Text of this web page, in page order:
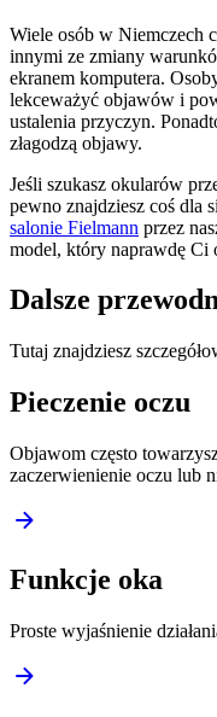
Wiele osób w Niemczech
innymi ze zmiany
ekranem komputera.
lekceważyć objawów i
ustalenia przyczyn.
złagodzą objawy.
Jeśli szukasz okularów
pewno znajdziesz coś dla
salonie Fielmann przez
model, który naprawdę Ci
Dalsze
Tutaj znajdziesz
Pieczenie oczu
Objawom często
zaczerwienienie oczu lub
Funkcje oka
Proste wyjaśnienie